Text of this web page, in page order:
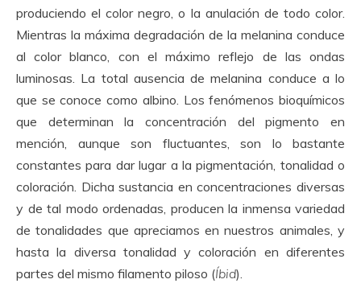
produciendo el color negro, o la anulación de todo color.
Mientras la máxima degradación de la melanina conduce
al color blanco, con el máximo reflejo de las ondas
luminosas. La total ausencia de melanina conduce a lo
que se conoce como albino. Los fenómenos bioquímicos
que determinan la concentración del pigmento en
mención, aunque son fluctuantes, son lo bastante
constantes para dar lugar a la pigmentación, tonalidad o
coloración. Dicha sustancia en concentraciones diversas
y de tal modo ordenadas, producen la inmensa variedad
de tonalidades que apreciamos en nuestros animales, y
hasta la diversa tonalidad y coloración en diferentes
partes del mismo filamento piloso (Íbid).